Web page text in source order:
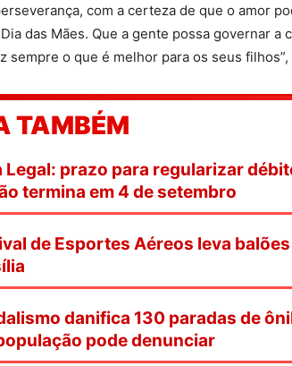
com a certeza de que o amor
das Mães. Que a gente possa governar a
sempre o que é melhor para os seus
TAMBÉM
Legal: prazo para regularizar
termina em 4 de setembro
de Esportes Aéreos leva
danifica 130 paradas de
pode denunciar